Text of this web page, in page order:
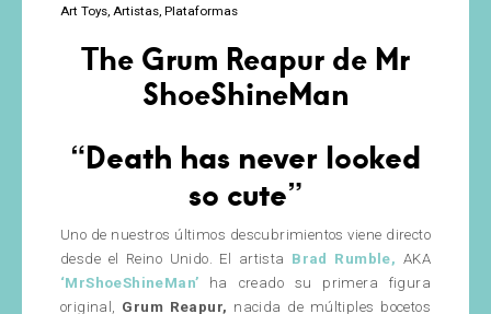
Art Toys Artistas Plataformas
The Grum Reapur de Mr
ShoeShineMan
“Death has never looked
so cute”
Uno de nuestros últimos descubrimientos viene directo
desde el Reino Unido. El artista Brad Rumble, AKA
‘MrShoeShineMan’ ha creado su primera figura
original, Grum Reapur, nacida de múltiples bocetos